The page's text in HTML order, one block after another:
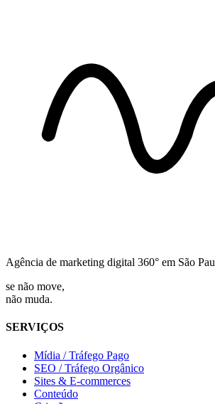
Agência de marketing digital 360° em São
se não move,
não muda.
SERVIÇOS
Mídia / Tráfego Pago
SEO / Tráfego Orgânico
Sites & E-commerces
Conteúdo